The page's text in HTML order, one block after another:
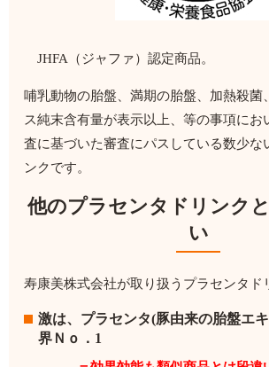
JHFA（ジャファ）認定商品。
哺乳動物の胎盤、満期の胎盤、加熱殺菌
ス純末含有量が表示以上、等の事項にお
査に基づいた審査にパスしている数少な
ンクです。
他のプラセンタドリンク
い
寿康美株式会社が取り扱うプラセンタド
激は、プラセンタ(豚由来の胎盤エ
界Ｎｏ．1